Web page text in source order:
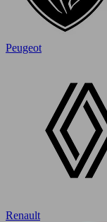
Peugeot
Renault